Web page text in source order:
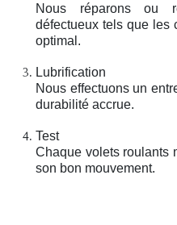
Nous réparons ou
défectueux tels que les
optimal.
Lubrification
Nous effectuons un
durabilité accrue.
Test
Chaque volets roulants
son bon mouvement.